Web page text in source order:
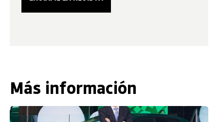
Más información